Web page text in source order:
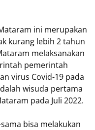
ini merupakan
kurang lebih 2 tahun
melaksanakan
pemerintah
virus Covid-19 pada
wisuda pertama
pada Juli 2022.
bisa melakukan